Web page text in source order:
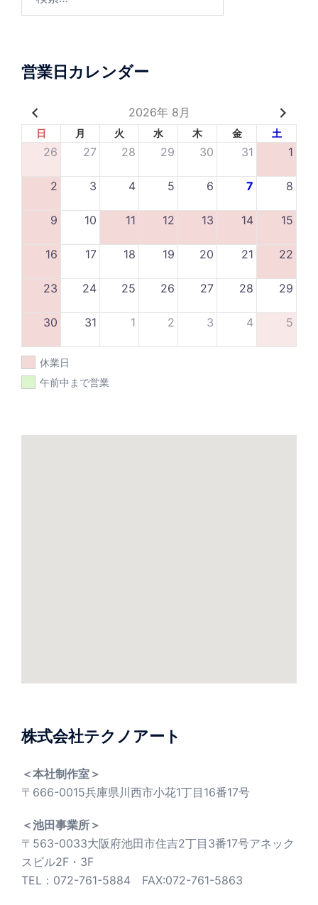
営業日カレンダー
2026年 8月
日 月 火 水 木 金 土
26 27 28 29 30 31 1
2 3 4 5 6 7 8
9 10 11 12 13 14 15
16 17 18 19 20 21 22
23 24 25 26 27 28 29
30 31 1 2 3 4 5
休業日
午前中まで営業
株式会社テクノアート
＜本社制作室＞
〒666-0015兵庫県川西市小花1丁目16番17号
＜池田事業所＞
〒563-0033大阪府池田市住吉2丁目3番17号アネック
スビル2F・3F
TEL：072-761-5884 FAX:072-761-5863